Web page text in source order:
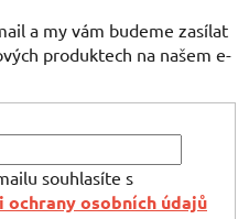
a my vám budeme zasílat
produktech na našem e-
souhlasíte s
ochrany osobních údajů